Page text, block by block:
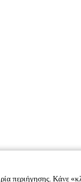
περιήγησης. Κάνε